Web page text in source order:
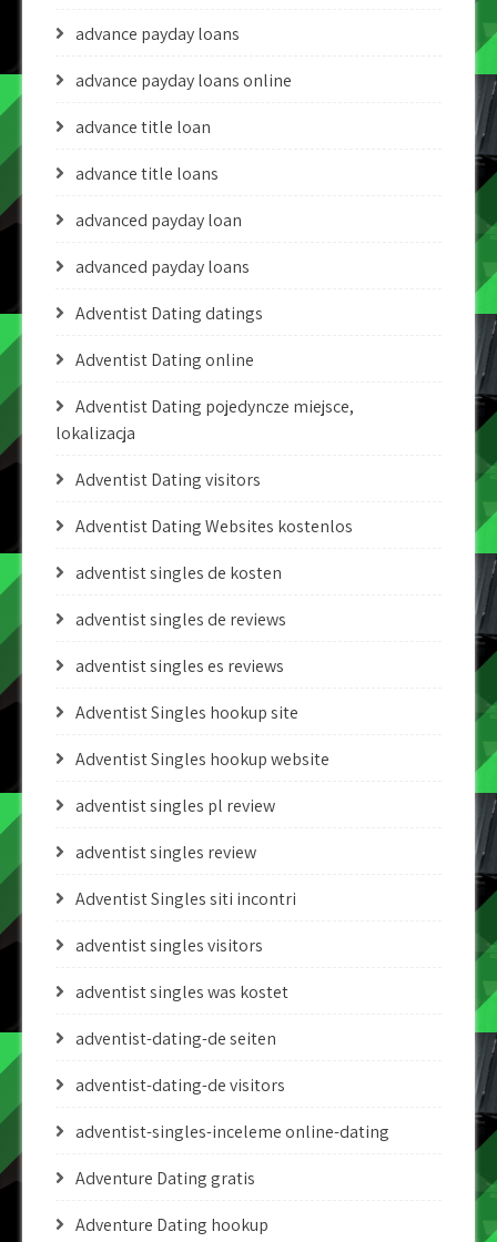
advance payday loans
advance payday loans online
advance title loan
advance title loans
advanced payday loan
advanced payday loans
Adventist Dating datings
Adventist Dating online
Adventist Dating pojedyncze miejsce,
lokalizacja
Adventist Dating visitors
Adventist Dating Websites kostenlos
adventist singles de kosten
adventist singles de reviews
adventist singles es reviews
Adventist Singles hookup site
Adventist Singles hookup website
adventist singles pl review
adventist singles review
Adventist Singles siti incontri
adventist singles visitors
adventist singles was kostet
adventist-dating-de seiten
adventist-dating-de visitors
adventist-singles-inceleme online-dating
Adventure Dating gratis
Adventure Dating hookup